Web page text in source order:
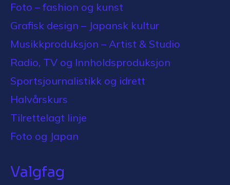
Foto – fashion og kunst
Grafisk design – Japansk kultur
Musikkproduksjon – Artist & Studio
Radio, TV og Innholdsproduksjon
Sportsjournalistikk og idrett
Halvårskurs
Tilrettelagt linje
Foto og Japan
Valgfag